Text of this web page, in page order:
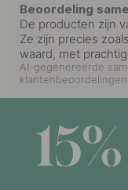
Beoordeling
De producten zijn
Ze zijn precies
waard, met
AI-gegenereerde
klantenbeoordelingen
15%